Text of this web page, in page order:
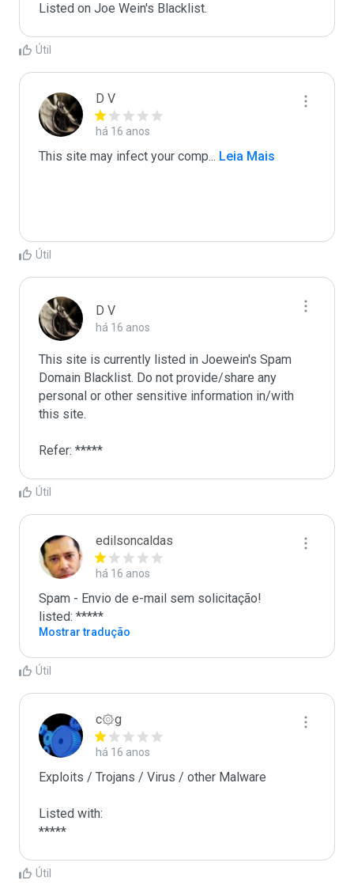
Listed on Joe Wein's Blacklist.
Útil
D V
há 16 anos
This site may infect your comp... Leia Mais
Útil
D V
há 16 anos
This site is currently listed in Joewein's Spam
Domain Blacklist. Do not provide/share any
personal or other sensitive information in/with
this site.
Refer: *****
Útil
edilsoncaldas
há 16 anos
Spam - Envio de e-mail sem solicitação!
listed: *****
Mostrar tradução
Útil
c۞g
há 16 anos
Exploits / Trojans / Virus / other Malware
Listed with:
*****
Útil